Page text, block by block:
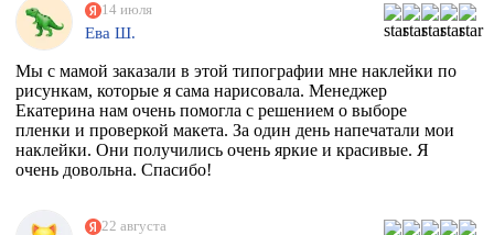
14 июля
Ева Ш.
Мы с мамой заказали в этой типографии мне наклейки по
рисункам, которые я сама нарисовала. Менеджер
Екатерина нам очень помогла с решением о выборе
пленки и проверкой макета. За один день напечатали мои
наклейки. Они получились очень яркие и красивые. Я
очень довольна. Спасибо!
22 августа